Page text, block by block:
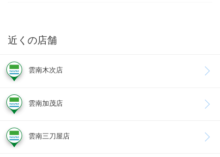
近くの店舗
雲南木次店
雲南加茂店
雲南三刀屋店